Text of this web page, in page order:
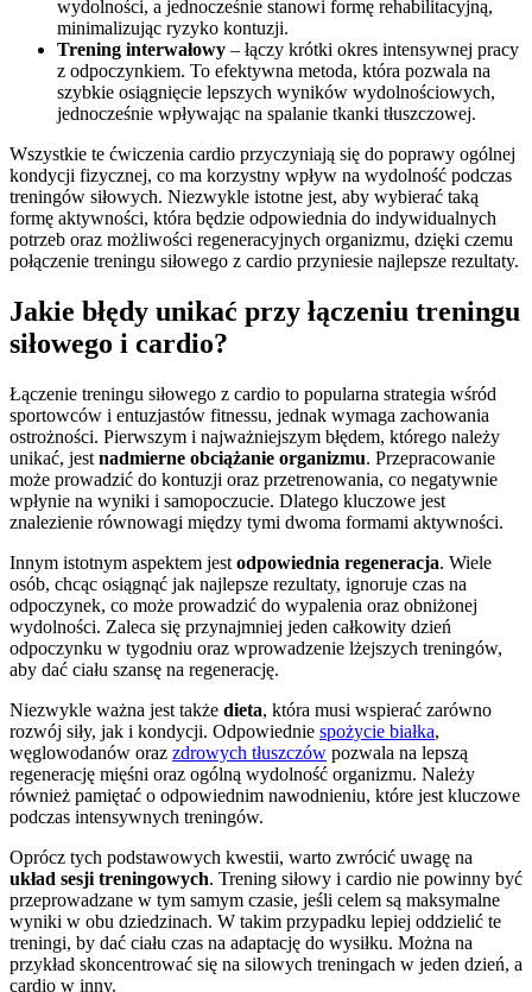
wydolności, a jednocześnie stanowi formę rehabilitacyjną,
minimalizując ryzyko kontuzji.
Trening interwałowy – łączy krótki okres intensywnej pracy
z odpoczynkiem. To efektywna metoda, która pozwala na
szybkie osiągnięcie lepszych wyników wydolnościowych,
jednocześnie wpływając na spalanie tkanki tłuszczowej.
Wszystkie te ćwiczenia cardio przyczyniają się do poprawy ogólnej
kondycji fizycznej, co ma korzystny wpływ na wydolność podczas
treningów siłowych. Niezwykle istotne jest, aby wybierać taką
formę aktywności, która będzie odpowiednia do indywidualnych
potrzeb oraz możliwości regeneracyjnych organizmu, dzięki czemu
połączenie treningu siłowego z cardio przyniesie najlepsze rezultaty.
Jakie błędy unikać przy łączeniu treningu
siłowego i cardio?
Łączenie treningu siłowego z cardio to popularna strategia wśród
sportowców i entuzjastów fitnessu, jednak wymaga zachowania
ostrożności. Pierwszym i najważniejszym błędem, którego należy
unikać, jest nadmierne obciążanie organizmu. Przepracowanie
może prowadzić do kontuzji oraz przetrenowania, co negatywnie
wpłynie na wyniki i samopoczucie. Dlatego kluczowe jest
znalezienie równowagi między tymi dwoma formami aktywności.
Innym istotnym aspektem jest odpowiednia regeneracja. Wiele
osób, chcąc osiągnąć jak najlepsze rezultaty, ignoruje czas na
odpoczynek, co może prowadzić do wypalenia oraz obniżonej
wydolności. Zaleca się przynajmniej jeden całkowity dzień
odpoczynku w tygodniu oraz wprowadzenie lżejszych treningów,
aby dać ciału szansę na regenerację.
Niezwykle ważna jest także dieta, która musi wspierać zarówno
rozwój siły, jak i kondycji. Odpowiednie spożycie białka,
węglowodanów oraz zdrowych tłuszczów pozwala na lepszą
regenerację mięśni oraz ogólną wydolność organizmu. Należy
również pamiętać o odpowiednim nawodnieniu, które jest kluczowe
podczas intensywnych treningów.
Oprócz tych podstawowych kwestii, warto zwrócić uwagę na
układ sesji treningowych. Trening siłowy i cardio nie powinny być
przeprowadzane w tym samym czasie, jeśli celem są maksymalne
wyniki w obu dziedzinach. W takim przypadku lepiej oddzielić te
treningi, by dać ciału czas na adaptację do wysiłku. Można na
przykład skoncentrować się na silowych treningach w jeden dzień, a
cardio w inny.